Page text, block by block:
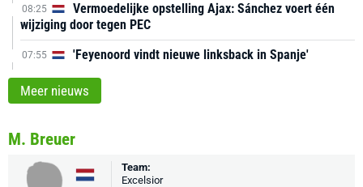
08:25
Vermoedelijke opstelling Ajax: Sánchez voert één
wijziging door tegen PEC
07:55 'Feyenoord vindt nieuwe linksback in Spanje'
Meer nieuws
M. Breuer
Team:
Excelsior